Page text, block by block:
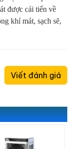
được cải tiến về
khí mát, sạch sẽ,
Viết đánh giá